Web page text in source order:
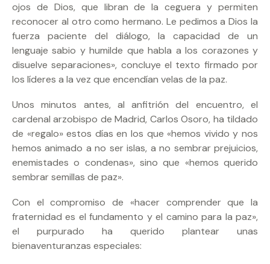
ojos de Dios, que libran de la ceguera y permiten
reconocer al otro como hermano. Le pedimos a Dios la
fuerza paciente del diálogo, la capacidad de un
lenguaje sabio y humilde que habla a los corazones y
disuelve separaciones», concluye el texto firmado por
los líderes a la vez que encendían velas de la paz.
Unos minutos antes, al anfitrión del encuentro, el
cardenal arzobispo de Madrid, Carlos Osoro, ha tildado
de «regalo» estos días en los que «hemos vivido y nos
hemos animado a no ser islas, a no sembrar prejuicios,
enemistades o condenas», sino que «hemos querido
sembrar semillas de paz».
Con el compromiso de «hacer comprender que la
fraternidad es el fundamento y el camino para la paz»,
el purpurado ha querido plantear unas
bienaventuranzas especiales: